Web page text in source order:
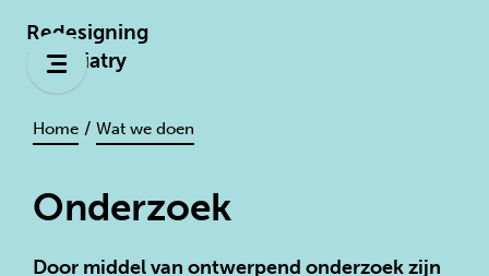
Redesigning
Psychiatry
Home / Wat we doen
Onderzoek
Door middel van ontwerpend onderzoek zijn